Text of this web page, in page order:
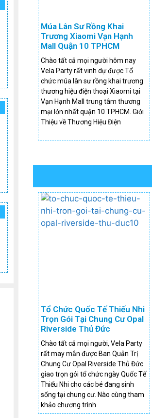
Múa Lân Sư Rồng Khai
Trương Xiaomi Vạn Hạnh
Mall Quận 10 TPHCM
Chào tất cả mọi người hôm nay
Vela Party rất vinh dự được Tổ
chức múa lân sư rồng khai trương
thương hiệu điện thoại Xiaomi tại
Vạn Hạnh Mall trung tâm thương
mại lớn nhất quận 10 TPHCM. Giới
Thiệu về Thương Hiệu Điện
Tổ Chức Quốc Tế Thiếu Nhi
Trọn Gói Tại Chung Cư Opal
Riverside Thủ Đức
Chào tất cả mọi người, Vela Party
rất may mắn được Ban Quản Trị
Chung Cư Opal Riverside Thủ Đức
giao trọn gói tổ chức ngày Quốc Tế
Thiếu Nhi cho các bé đang sinh
sống tại chung cư. Nào cùng tham
khảo chương trình